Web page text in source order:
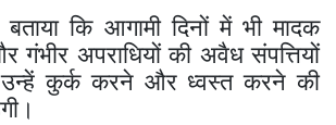
कि आगामी दिनों में भी मादक
गंभीर अपराधियों की अवैध संपत्तियों
उन्हें कुर्क करने और ध्वस्त करने की